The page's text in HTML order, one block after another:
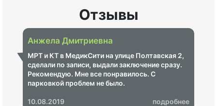
Отзывы
Анжела Дмитриевна
МРТ и КТ в МедикСити на улице Полтавская 2,
сделали по записи, выдали заключение сразу.
Рекомендую. Мне все понравилось. С
парковкой проблем не было.
10.08.2019 подробнее